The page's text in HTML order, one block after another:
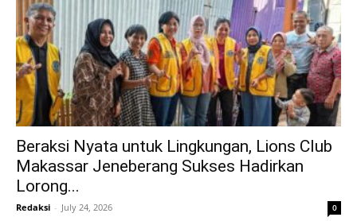
Beraksi Nyata untuk Lingkungan, Lions Club
Makassar Jeneberang Sukses Hadirkan
Lorong...
Redaksi - July 24, 2026 0